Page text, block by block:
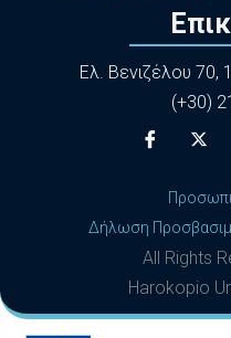
Ελ. Βενιζέλου 70,
(+30)
Δήλωση
All Rights
Harokopio